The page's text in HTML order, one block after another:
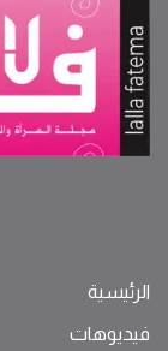
الرئيسية
فيديوهات